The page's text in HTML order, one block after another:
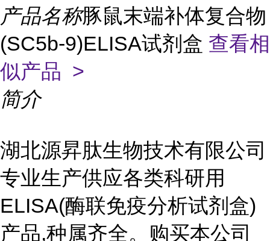
产品名称豚鼠末端补体复合物
(SC5b-9)ELISA试剂盒 查看相
似产品 >
简介
湖北源昇肽生物技术有限公司
专业生产供应各类科研用
ELISA(酶联免疫分析试剂盒)
产品,种属齐全。购买本公司